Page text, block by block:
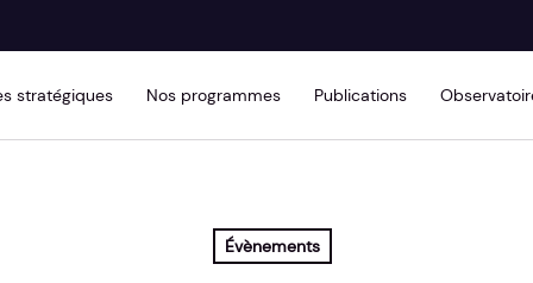
stratégiques Nos programmes Publications
Évènements